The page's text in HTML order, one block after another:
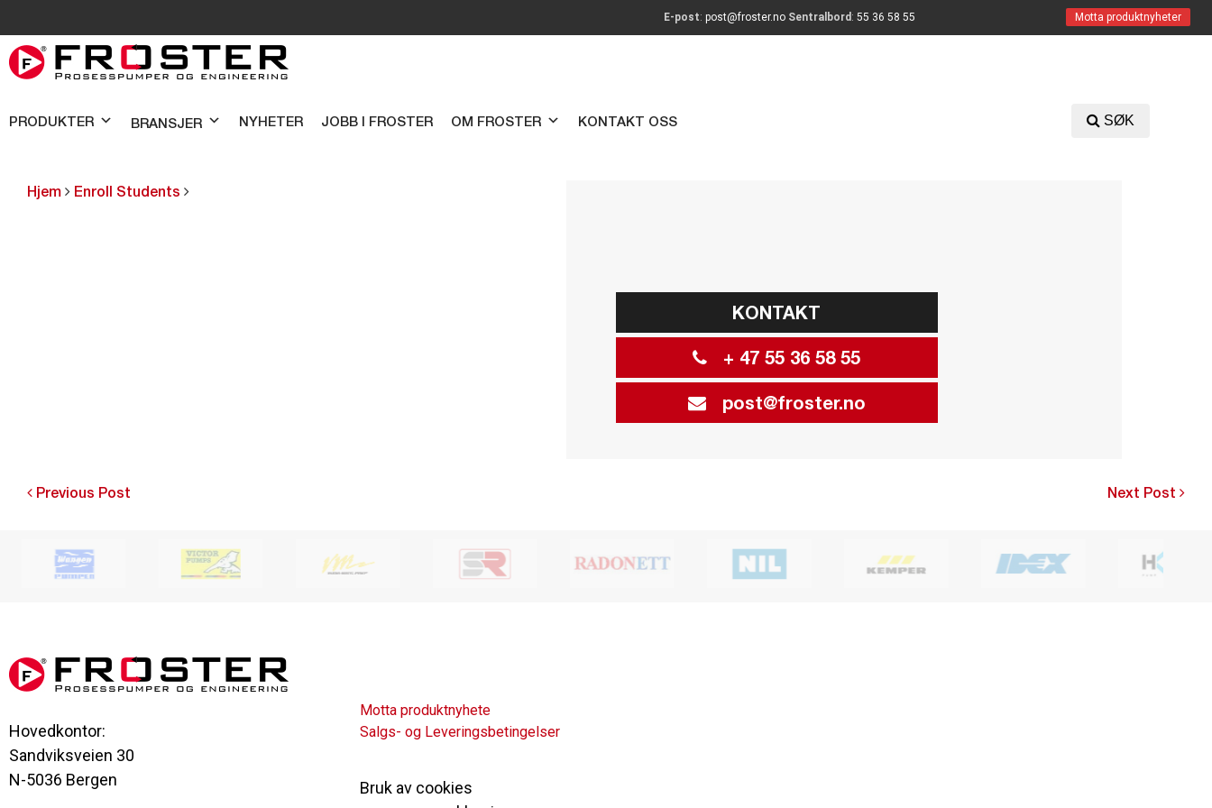
E-post:post@froster.no Sentralbord :55 36 58 55 Motta produktnyheter
PRODUKTER BRANSJER NYHETER JOBB I FROSTER OM FROSTER KONTAKT OSS SØK
Hjem Enroll Students
KONTAKT
+ 47 55 36 58 55
post@froster.no
Post
Previous Post Next Post
Hovedkontor:
Sandviksveien 30
N-5036 Bergen
Motta produktnyhete
Salgs- og Leveringsbetingelser
Bruk av cookies